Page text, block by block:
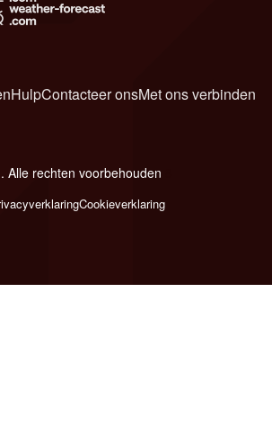
HulpContacteer onsMet ons verbinden
Alle rechten voorbehouden
Cookieverklaring